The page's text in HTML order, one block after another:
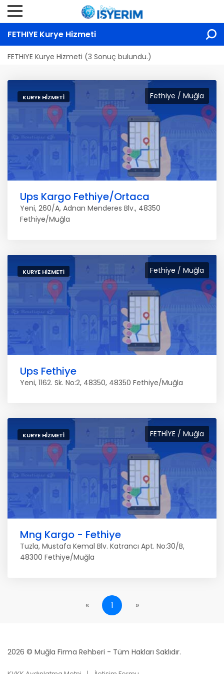
FETHIYE Kurye Hizmeti
FETHIYE Kurye Hizmeti (3 Sonuç bulundu.)
Fethiye / Muğla
KURYE HIZMETI
Ups Kargo Fethiye/Ortaca
Yeni, 260/A, Adnan Menderes Blv., 48350
Fethiye/Muğla
Fethiye / Muğla
KURYE HIZMETI
Ups Fethiye
Yeni, 1162. Sk. No:2, 48350, 48350 Fethiye/Muğla
FETHİYE / Muğla
KURYE HIZMETI
Mng Kargo - Fethiye
Tuzla, Mustafa Kemal Blv. Katrancı Apt. No:30/B,
48300 Fethiye/Muğla
« 1 »
2026 © Muğla Firma Rehberi - Tüm Hakları Saklıdır.